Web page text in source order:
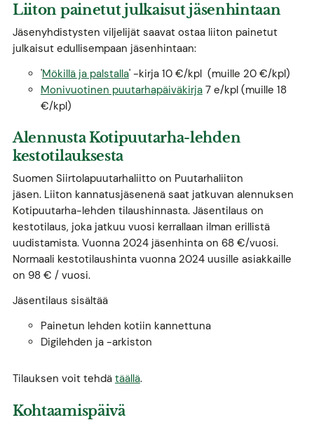
Liiton painetut julkaisut jäsenhintaan
Jäsenyhdistysten viljelijät saavat ostaa liiton painetut
julkaisut edullisempaan jäsenhintaan:
'Mökillä ja palstalla' -kirja 10 €/kpl (muille 20 €/kpl)
Monivuotinen puutarhapäiväkirja7 e/kpl (muille 18
€/kpl)
Alennusta Kotipuutarha-lehden
kestotilauksesta
Suomen Siirtolapuutarhaliitto on Puutarhaliiton
jäsen. Liiton kannatusjäsenenä saat jatkuvan alennuksen
Kotipuutarha-lehden tilaushinnasta. Jäsentilaus on
kestotilaus, joka jatkuu vuosi kerrallaan ilman erillistä
uudistamista. Vuonna 2024 jäsenhinta on 68 €/vuosi.
Normaali kestotilaushinta vuonna 2024 uusille asiakkaille
on 98 € / vuosi.
Jäsentilaus sisältää
Painetun lehden kotiin kannettuna
Digilehden ja -arkiston
Tilauksen voit tehdä täällä.
Kohtaamispäivä